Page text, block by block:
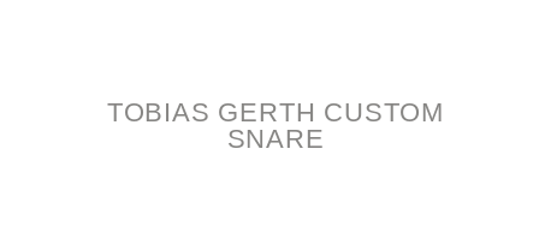
TOBIAS GERTH CUSTOM
SNARE